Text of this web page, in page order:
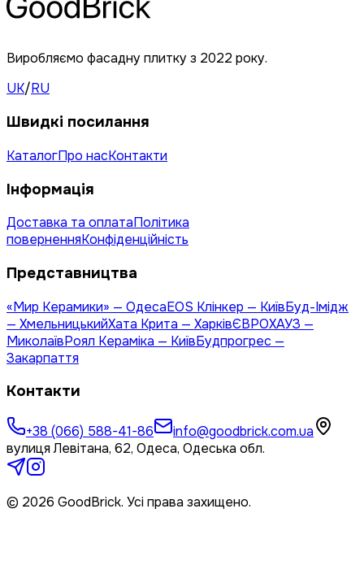
Виробляємо фасадну плитку з 2022 року.
UK/RU
Швидкі посилання
КаталогПро насКонтакти
Інформація
Доставка та оплатаПолітика
поверненняКонфіденційність
Представництва
«Мир Керамики» — ОдесаEOS Клінкер — КиївБуд-Імідж
— ХмельницькийХата Крита — ХарківЄВРОХАУЗ —
МиколаївРоял Кераміка — КиївБудпрогрес —
Закарпаття
Контакти
+38 (066) 588-41-86
info@goodbrick.com.ua
вулиця Левітана, 62, Одеса, Одеська обл.
© 2026 GoodBrick. Усі права захищено.